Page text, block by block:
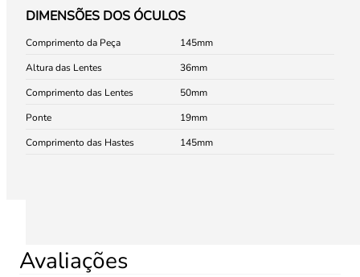
DIMENSÕES DOS ÓCULOS
Comprimento da Peça
145
Altura das Lentes
36
Comprimento das Lentes
50
Ponte
19
Comprimento das Hastes
145
Avaliações